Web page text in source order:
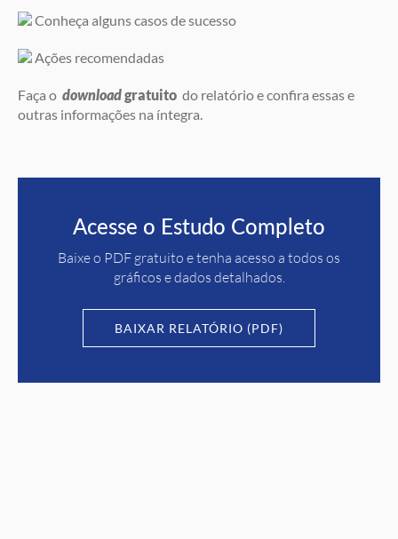
Conheça alguns casos de sucesso
Ações recomendadas
Faça o downloadgratuito do relatório e confira essas e
outras informações na íntegra.
Acesse o Estudo Completo
Baixe o PDF gratuito e tenha acesso a todos os
gráficos e dados detalhados.
BAIXAR RELATÓRIO (PDF)